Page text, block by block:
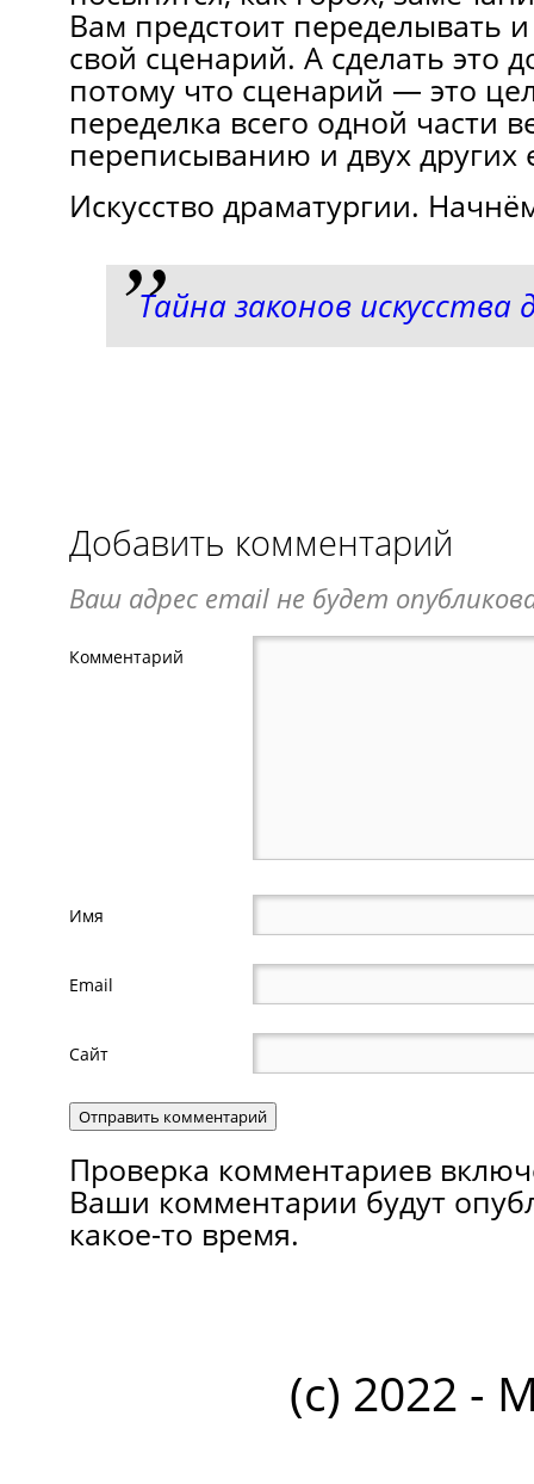
Вам предстоит переделывать
свой сценарий. А сделать это
потому что сценарий — это
переделка всего одной части
переписыванию и двух других
Искусство драматургии.
Тайна законов
Добавить комментарий
Ваш адрес email не будет
Комментарий
Имя
Email
Сайт
Проверка комментариев
Ваши комментарии будут
какое-то время.
(c) 2022 -